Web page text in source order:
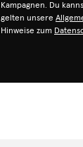
Kampagnen. Du
gelten unsere
Hinweise zum